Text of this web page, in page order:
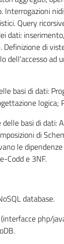
Interrogazioni
Query
dati:
Definizione di
dell'accesso ad
basi di dati:
logica;
basi di dati:
di
le
Codd e 3NF.
database.
php/